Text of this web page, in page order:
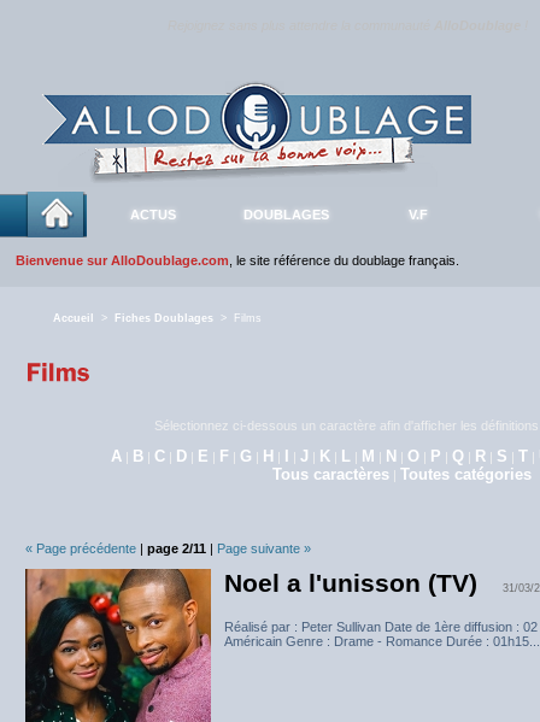
ACTUS DOUBLAGES V.F
Bienvenue sur AlloDoublage.com , le site référence du doublage français.
Accueil > Fiches Doublages > Films
Sélectionnez ci-dessous un caractère afin d'afficher les
A | B | C | D | E | F | G | H | I |J | K | L | M | N | O | P | Q | R | S | T |
Tous caractères | Toutes catégories
« Page précédente | page 2/11 | Page suivante »
Noel a l'unisson (TV) 31/03/
Réalisé par : Peter Sullivan Date de 1ère diffusion :
Américain Genre : Drame - Romance Durée : 01h15...